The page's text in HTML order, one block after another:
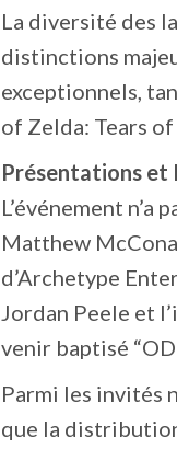
La diversité des
distinctions
exceptionnels,
of Zelda: Tears
Présentations et
L’événement
Matthew
d’Archetype
Jordan Peele et
venir baptisé
Parmi les invités
que la